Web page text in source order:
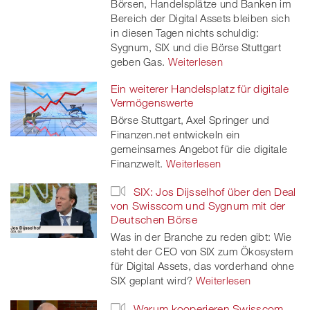
Börsen, Handelsplätze und Banken im
Bereich der Digital Assets bleiben sich
in diesen Tagen nichts schuldig:
Sygnum, SIX und die Börse Stuttgart
geben Gas. Weiterlesen
Ein weiterer Handelsplatz für digitale
Vermögenswerte
Börse Stuttgart, Axel Springer und
Finanzen.net entwickeln ein
gemeinsames Angebot für die digitale
Finanzwelt. Weiterlesen
SIX: Jos Dijsselhof über den Deal
von Swisscom und Sygnum mit der
Deutschen Börse
Was in der Branche zu reden gibt: Wie
steht der CEO von SIX zum Ökosystem
für Digital Assets, das vorderhand ohne
SIX geplant wird? Weiterlesen